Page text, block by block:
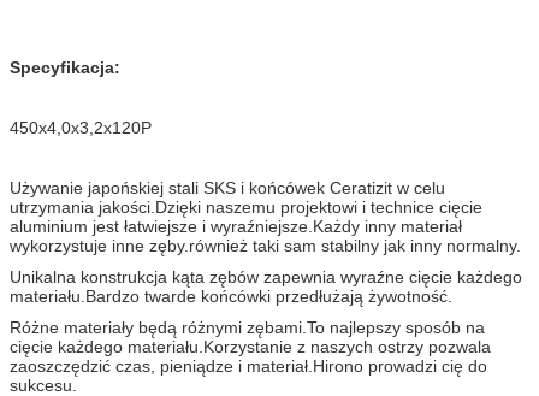
Specyfikacja:
450x4,0x3,2x120P
Używanie japońskiej stali SKS i końcówek Ceratizit w celu
utrzymania jakości.Dzięki naszemu projektowi i technice cięcie
aluminium jest łatwiejsze i wyraźniejsze.Każdy inny materiał
wykorzystuje inne zęby.również taki sam stabilny jak inny normalny.
Unikalna konstrukcja kąta zębów zapewnia wyraźne cięcie każdego
materiału.Bardzo twarde końcówki przedłużają żywotność.
Różne materiały będą różnymi zębami.To najlepszy sposób na
cięcie każdego materiału.Korzystanie z naszych ostrzy pozwala
zaoszczędzić czas, pieniądze i materiał.Hirono prowadzi cię do
sukcesu.